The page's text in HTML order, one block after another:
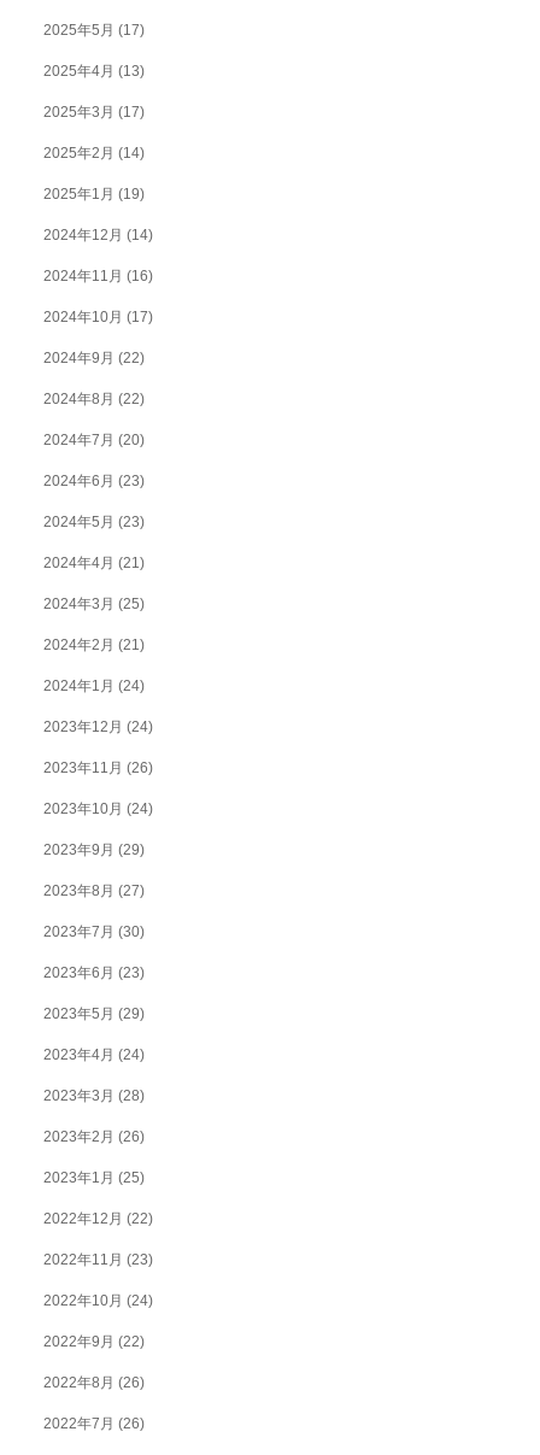
2025年5月 (17)
2025年4月 (13)
2025年3月 (17)
2025年2月 (14)
2025年1月 (19)
2024年12月 (14)
2024年11月 (16)
2024年10月 (17)
2024年9月 (22)
2024年8月 (22)
2024年7月 (20)
2024年6月 (23)
2024年5月 (23)
2024年4月 (21)
2024年3月 (25)
2024年2月 (21)
2024年1月 (24)
2023年12月 (24)
2023年11月 (26)
2023年10月 (24)
2023年9月 (29)
2023年8月 (27)
2023年7月 (30)
2023年6月 (23)
2023年5月 (29)
2023年4月 (24)
2023年3月 (28)
2023年2月 (26)
2023年1月 (25)
2022年12月 (22)
2022年11月 (23)
2022年10月 (24)
2022年9月 (22)
2022年8月 (26)
2022年7月 (26)